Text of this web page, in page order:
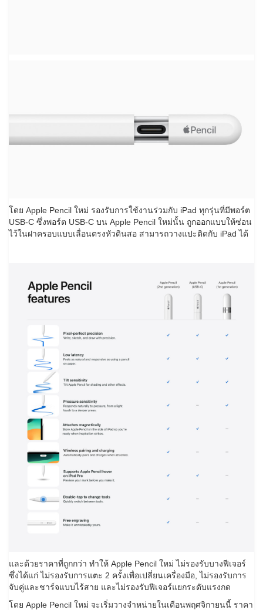
โดย Apple Pencil ใหม่ รองรับการใช้งานร่วมกับ iPad ทุกรุ่นที่มีพอร์ต
USB-C ซึ่งพอร์ต USB-C บน Apple Pencil ใหม่นั้น ถูกออกแบบให้ซ่อน
ไว้ในฝาครอบแบบเลื่อนตรงหัวดินสอ สามารถวางแปะติดกับ iPad ได้
และด้วยราคาที่ถูกกว่า ทำให้ Apple Pencil ใหม่ ไม่รองรับบางฟีเจอร์
ซึ่งได้แก่ ไม่รองรับการแตะ 2 ครั้งเพื่อเปลี่ยนเครื่องมือ, ไม่รองรับการ
จับคู่และชาร์จแบบไร้สาย และไม่รองรับฟีเจอร์แยกระดับแรงกด
โดย Apple Pencil ใหม่ จะเริ่มวางจำหน่ายในเดือนพฤศจิกายนนี้ ราคา